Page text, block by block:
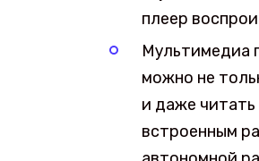
плеер
Мультимедиа
можно не
и даже
встроенным